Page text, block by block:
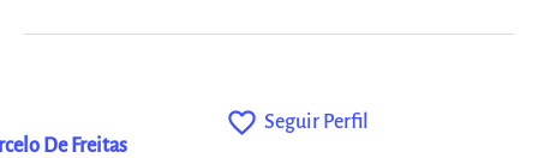
De Freitas
favorite_outline Seguir Perfil